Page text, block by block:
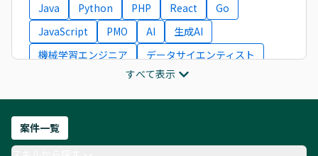
Java
Python PHP React
Go
JavaScript
PMO AI
生成AI
機械学習エンジニア
データサイエンティスト
ITコンサルタント
フロントエンドエンジニア
ネットワークエンジニア
AIエンジニア
Webデザイナー
すべて表示
案件一覧